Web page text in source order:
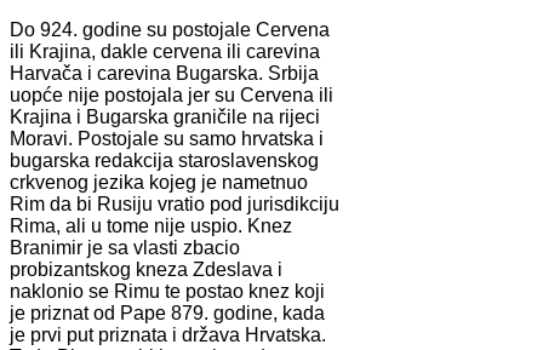
Do 924. godine su postojale Cervena
ili Krajina, dakle cervena ili carevina
Harvača i carevina Bugarska. Srbija
uopće nije postojala jer su Cervena ili
Krajina i Bugarska graničile na rijeci
Moravi. Postojale su samo hrvatska i
bugarska redakcija staroslavenskog
crkvenog jezika kojeg je nametnuo
Rim da bi Rusiju vratio pod jurisdikciju
Rima, ali u tome nije uspio. Knez
Branimir je sa vlasti zbacio
probizantskog kneza Zdeslava i
naklonio se Rimu te postao knez koji
je priznat od Pape 879. godine, kada
je prvi put priznata i država Hrvatska.